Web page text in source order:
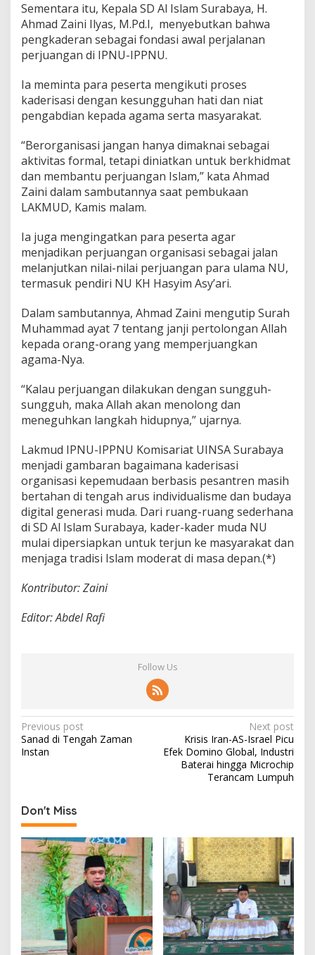
Sementara itu, Kepala SD Al Islam Surabaya, H.
Ahmad Zaini Ilyas, M.Pd.I, menyebutkan bahwa
pengkaderan sebagai fondasi awal perjalanan
perjuangan di IPNU-IPPNU.
Ia meminta para peserta mengikuti proses
kaderisasi dengan kesungguhan hati dan niat
pengabdian kepada agama serta masyarakat.
“Berorganisasi jangan hanya dimaknai sebagai
aktivitas formal, tetapi diniatkan untuk berkhidmat
dan membantu perjuangan Islam,” kata Ahmad
Zaini dalam sambutannya saat pembukaan
LAKMUD, Kamis malam.
Ia juga mengingatkan para peserta agar
menjadikan perjuangan organisasi sebagai jalan
melanjutkan nilai-nilai perjuangan para ulama NU,
termasuk pendiri NU KH Hasyim Asy’ari.
Dalam sambutannya, Ahmad Zaini mengutip Surah
Muhammad ayat 7 tentang janji pertolongan Allah
kepada orang-orang yang memperjuangkan
agama-Nya.
“Kalau perjuangan dilakukan dengan sungguh-
sungguh, maka Allah akan menolong dan
meneguhkan langkah hidupnya,” ujarnya.
Lakmud IPNU-IPPNU Komisariat UINSA Surabaya
menjadi gambaran bagaimana kaderisasi
organisasi kepemudaan berbasis pesantren masih
bertahan di tengah arus individualisme dan budaya
digital generasi muda. Dari ruang-ruang sederhana
di SD Al Islam Surabaya, kader-kader muda NU
mulai dipersiapkan untuk terjun ke masyarakat dan
menjaga tradisi Islam moderat di masa depan.(*)
Kontributor: Zaini
Editor: Abdel Rafi
Follow Us
P
o
n
a
v
i
g
a
t
i
Previous post
Sanad di Tengah Zaman
Instan
Next post
Krisis Iran-AS-Israel Picu
Efek Domino Global, Industri
Baterai hingga Microchip
Terancam Lumpuh
Don't Miss